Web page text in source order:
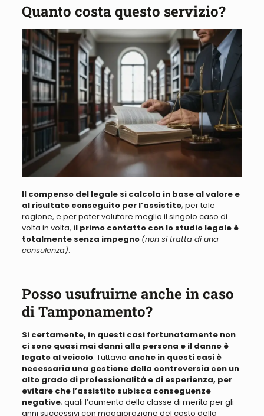
Quanto costa questo servizio?
Il compenso del legale si calcola in base al valore e
alrisultato conseguito per l’assistito; per tale
ragione, e per poter valutare meglio il singolo caso di
volta in volta, il primo contatto con lo studio legaleè
totalmente senza impegno (non si tratta di una
consulenza).
Posso usufruirne anche in caso
di Tamponamento?
Si certamente, in questi casi fortunatamente non
ci sono quasi mai danni alla persona e il danno è
legato al veicolo. Tuttavia anche in questi casi è
necessaria una gestione della controversia con un
alto grado di professionalità e di esperienza, per
evitare che l’assistito subisca conseguenze
negative; quali l’aumento della classe di merito per gli
anni successivi con maggiorazione del costo della